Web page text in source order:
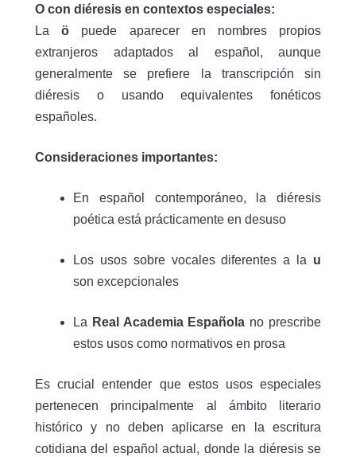
O con diéresis en contextos especiales:
Laö puede aparecer en nombres propios
extranjeros adaptados al español, aunque
generalmente se prefiere la transcripción sin
diéresis o usando equivalentes fonéticos
españoles.
Consideraciones importantes:
En español contemporáneo, la diéresis
poética está prácticamente en desuso
Los usos sobre vocales diferentes a la u
son excepcionales
La Real Academia Española no prescribe
estos usos como normativos en prosa
Es crucial entender que estos usos especiales
pertenecen principalmente al ámbito literario
histórico y no deben aplicarse en la escritura
cotidiana del español actual, donde la diéresis se